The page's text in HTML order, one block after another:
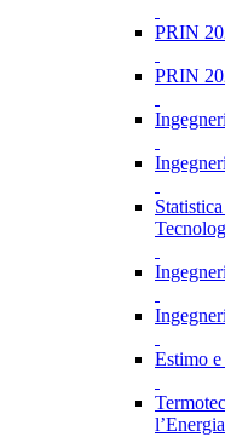
PRIN
PRIN
Estimo